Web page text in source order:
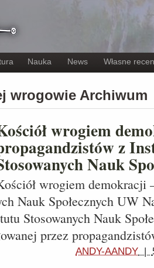
Nauka News Własne
wrogowie Archiwum
wrogiem
z
Nauk
wrogiem demokracji
Nauk Społecznych UW
Stosowanych Nauk
przez
ANDY-AANDY |